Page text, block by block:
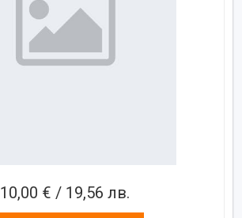
10,00 € / 19,56 лв.